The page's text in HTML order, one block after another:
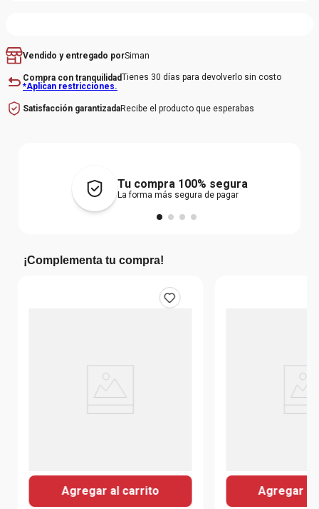
Vendido y entregado porSiman
Compra con tranquilidadTienes 30 días para devolverlo sin costo
*Aplican restricciones.
Satisfacción garantizadaRecibe el producto que esperabas
Tu compra 100% segura
La forma más segura de pagar
¡Complementa tu compra!
Agregar al carrito Agregar